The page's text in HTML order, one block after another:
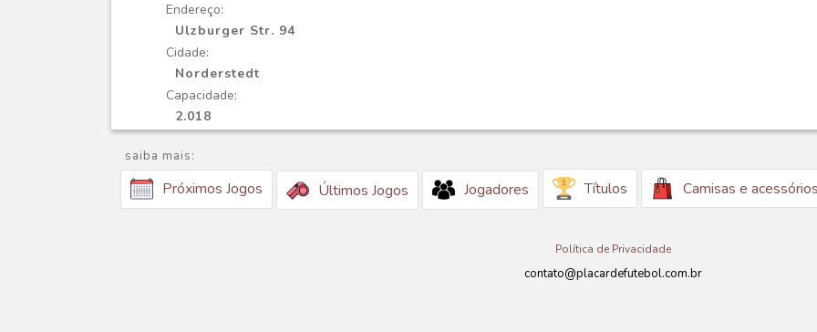
Endereço:
Ulzburger Str. 94
Cidade:
Norderstedt
Capacidade:
2.018
saiba mais:
Próximos Jogos Últimos Jogos Jogadores Títulos Camisas e
Política de Privacidade
contato@placardefutebol.com.br